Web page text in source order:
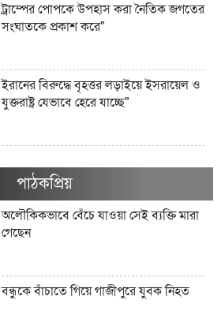
ট্রাম্পের পোপকে উপহাস করা নৈতিক জগতের
সংঘাতকে প্রকাশ করে"
ইরানের বিরুদ্ধে বৃহত্তর লড়াইয়ে ইসরায়েল ও
যুক্তরাষ্ট্র যেভাবে হেরে যাচ্ছে"
সম্পদগুলো কী এবং সেগুলো কোথায় রাখা
আছে?"
মার্কিন তেল অবরোধ কি কিউবান চুরুটের
পাঠকপ্রিয়
অলৌকিকভাবে বেঁচে যাওয়া সেই ব্যক্তি মারা
গেছেন
বন্ধুকে বাঁচাতে গিয়ে গাজীপুরে যুবক নিহত